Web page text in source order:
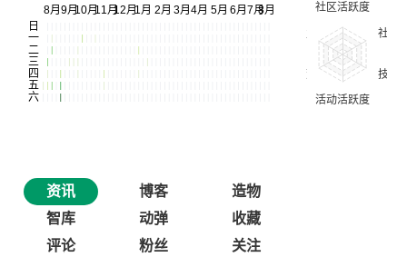
资讯 博客
造物
智库
动弹
收藏
评论
粉丝 关注